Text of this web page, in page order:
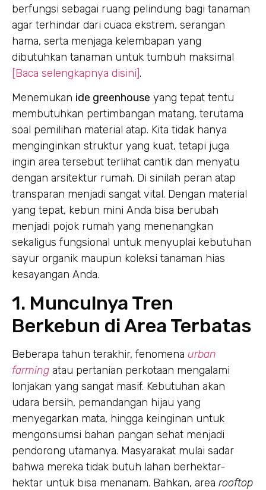
berfungsi sebagai ruang pelindung bagi tanaman
agar terhindar dari cuaca ekstrem, serangan
hama, serta menjaga kelembapan yang
dibutuhkan tanaman untuk tumbuh maksimal
[Baca selengkapnya disini].
Menemukan ide greenhouse yang tepat tentu
membutuhkan pertimbangan matang, terutama
soal pemilihan material atap. Kita tidak hanya
menginginkan struktur yang kuat, tetapi juga
ingin area tersebut terlihat cantik dan menyatu
dengan arsitektur rumah. Di sinilah peran atap
transparan menjadi sangat vital. Dengan material
yang tepat, kebun mini Anda bisa berubah
menjadi pojok rumah yang menenangkan
sekaligus fungsional untuk menyuplai kebutuhan
sayur organik maupun koleksi tanaman hias
kesayangan Anda.
1. Munculnya Tren
Berkebun di Area Terbatas
Beberapa tahun terakhir, fenomena urban
farming atau pertanian perkotaan mengalami
lonjakan yang sangat masif. Kebutuhan akan
udara bersih, pemandangan hijau yang
menyegarkan mata, hingga keinginan untuk
mengonsumsi bahan pangan sehat menjadi
pendorong utamanya. Masyarakat mulai sadar
bahwa mereka tidak butuh lahan berhektar-
hektar untuk bisa menanam. Bahkan, area rooftop